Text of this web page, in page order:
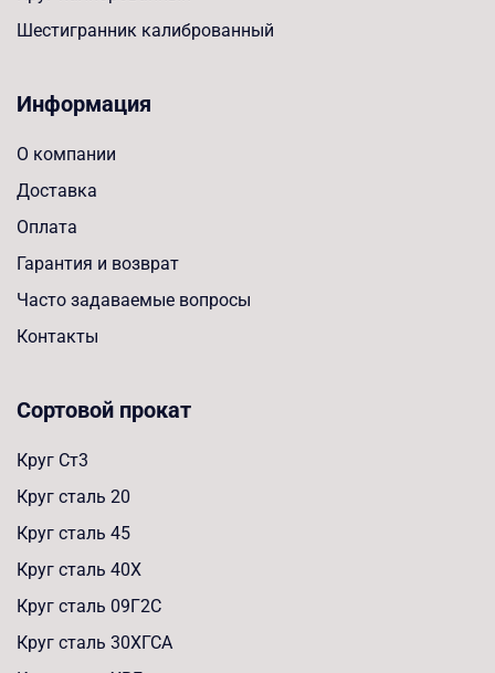
Шестигранник калиброванный
Информация
О компании
Доставка
Оплата
Гарантия и возврат
Часто задаваемые вопросы
Контакты
Сортовой прокат
Круг Ст3
Круг сталь 20
Круг сталь 45
Круг сталь 40Х
Круг сталь 09Г2С
Круг сталь 30ХГСА